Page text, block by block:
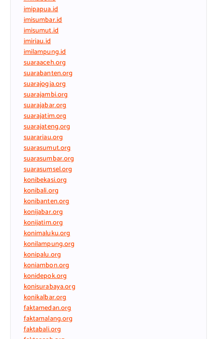
imipapua.id
imisumbar.id
imisumut.id
imiriau.id
imilampung.id
suaraaceh.org
suarabanten.org
suarajogja.org
suarajambi.org
suarajabar.org
suarajatim.org
suarajateng.org
suarariau.org
suarasumut.org
suarasumbar.org
suarasumsel.org
konibekasi.org
konibali.org
konibanten.org
konijabar.org
konijatim.org
konimaluku.org
konilampung.org
konipalu.org
koniambon.org
konidepok.org
konisurabaya.org
konikalbar.org
faktamedan.org
faktamalang.org
faktabali.org